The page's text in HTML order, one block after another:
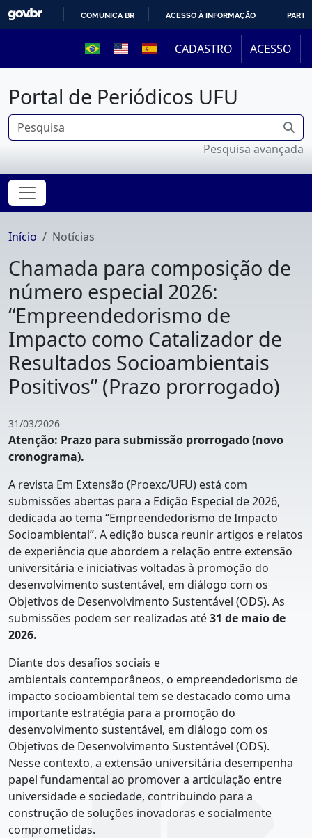
PARA
O
CONTEÚDO
COMUNICA BR ACESSO À INFORMAÇÃO
CADASTRO ACESSO
Portal de Periódicos UFU
Pesquisa avançada
Início Notícias
Chamada para composição de
número especial 2026:
“Empreendedorismo de
Impacto como Catalizador de
Resultados Socioambientais
Positivos” (Prazo prorrogado)
31/03/2026
Atenção: Prazo para submissão prorrogado (novo
cronograma).
A revista Em Extensão (Proexc/UFU) está com
submissões abertas para a Edição Especial de 2026,
dedicada ao tema “Empreendedorismo de Impacto
Socioambiental”. A edição busca reunir artigos e relatos
de experiência que abordem a relação entre extensão
universitária e iniciativas voltadas à promoção do
desenvolvimento sustentável, em diálogo com os
Objetivos de Desenvolvimento Sustentável (ODS). As
submissões podem ser realizadas até31 de maio de
2026.
Diante dos desafios sociais e
ambientais contemporâneos, o empreendedorismo de
impacto socioambiental tem se destacado como uma
importante estratégia para a promoção do
desenvolvimento sustentável, em diálogo com os
Objetivos de Desenvolvimento Sustentável (ODS).
Nesse contexto, a extensão universitária desempenha
papel fundamental ao promover a articulação entre
universidade e sociedade, contribuindo para a
construção de soluções inovadoras e socialmente
comprometidas.